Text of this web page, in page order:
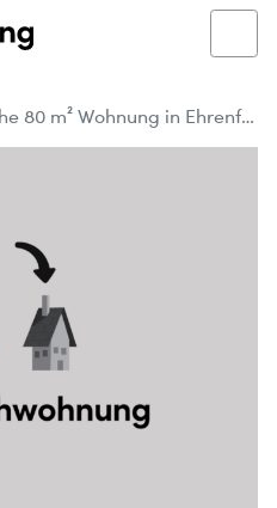
Gemütliche 80 m² Wohnung in Ehrenfeld